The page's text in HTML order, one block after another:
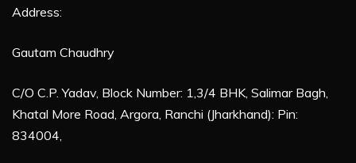
Address:
Gautam Chaudhry
C/O C.P. Yadav, Block Number: 1,3/4 BHK, Salimar Bagh,
Khatal More Road, Argora, Ranchi (Jharkhand): Pin:
834004,